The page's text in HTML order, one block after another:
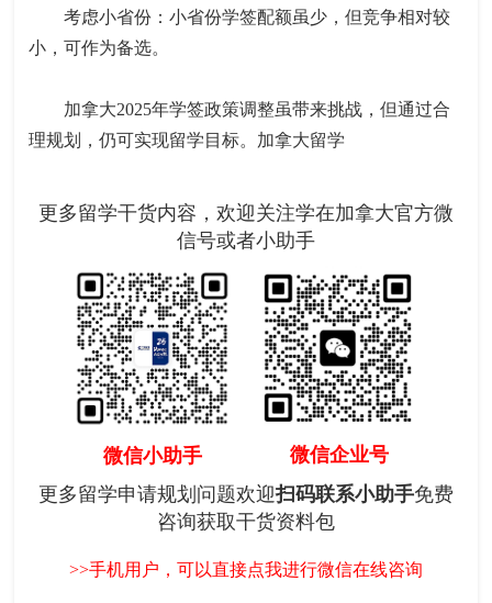
考虑小省份：小省份学签配额虽少，但竞争相对较
小，可作为备选。
加拿大2025年学签政策调整虽带来挑战，但通过合
理规划，仍可实现留学目标。加拿大留学
更多留学干货内容，欢迎关注学在加拿大官方微
信号或者小助手
微信小助手
微信企业号
更多留学申请规划问题欢迎扫码联系小助手免费
咨询获取干货资料包
>>手机用户，可以直接点我进行微信在线咨询